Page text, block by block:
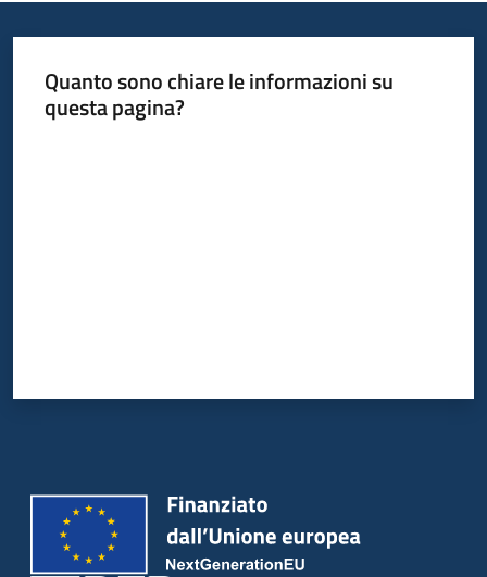
Quanto sono chiare le informazioni su
questa pagina?